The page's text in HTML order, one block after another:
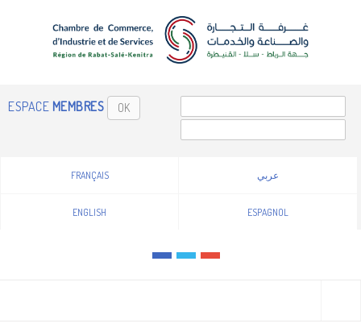
ESPACE MEMBRES OK
FRANÇAIS عربي
ENGLISH ESPAGNOL